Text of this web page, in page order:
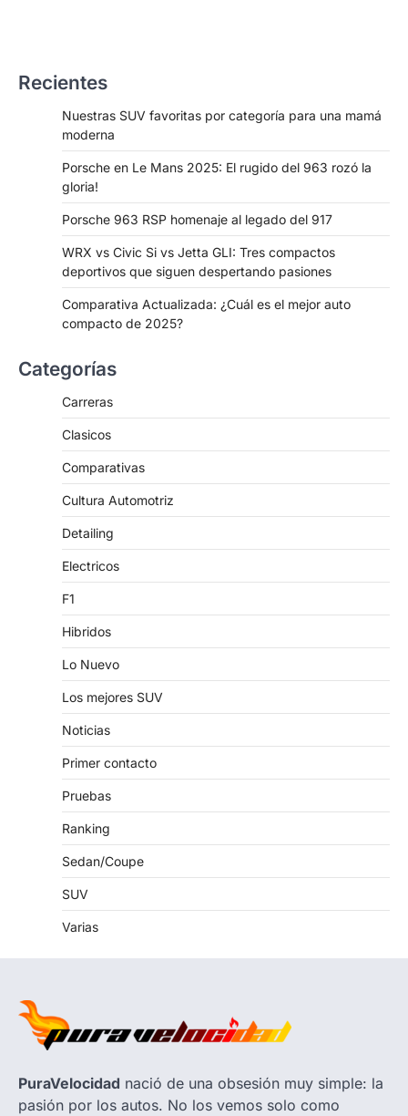
Recientes
Nuestras SUV favoritas por categoría para una mamá
moderna
Porsche en Le Mans 2025: El rugido del 963 rozó la
gloria!
Porsche 963 RSP homenaje al legado del 917
WRX vs Civic Si vs Jetta GLI: Tres compactos
deportivos que siguen despertando pasiones
Comparativa Actualizada: ¿Cuál es el mejor auto
compacto de 2025?
Categorías
Carreras
Clasicos
Comparativas
Cultura Automotriz
Detailing
Electricos
F1
Hibridos
Lo Nuevo
Los mejores SUV
Noticias
Primer contacto
Pruebas
Ranking
Sedan/Coupe
SUV
Varias
PuraVelocidad nació de una obsesión muy simple: la
pasión por los autos. No los vemos solo como